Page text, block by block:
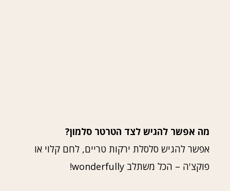
מה אפשר להגיש לצד הטרטר סלמון?
אפשר להגיש סלסלת ירקות טריים, לחם קלוי או
פוקצ'ה – הכל משתלב wonderfully!